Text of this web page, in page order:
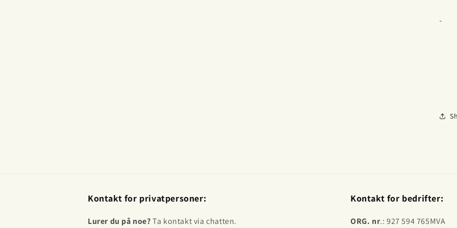
Kontakt for privatpersoner:
Lurer du på noe?Ta kontakt via chatten.
Kontakt for bedrifter:
ORG. nr.: 927 594 765MVA